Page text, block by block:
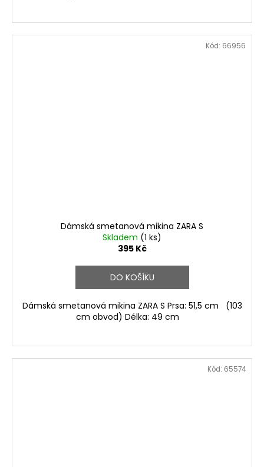
Dámská smetanová mikina ZARA S
Skladem (1 ks)
395 Kč
DO KOŠÍKU
Dámská smetanová mikina ZARA S Prsa: 51,5 cm (103
cm obvod) Délka: 49 cm
Kód: 66956
Kód: 65574